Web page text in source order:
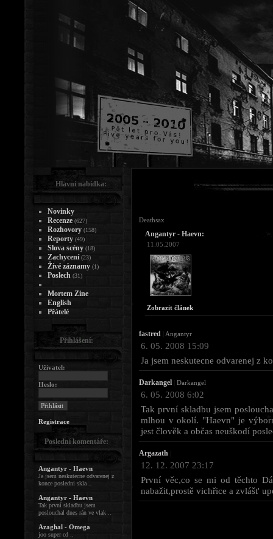
Deathsax
Angantyr - Haevn:
11.05.2007
Zobrazit článek
fastred Angantyr
6. 05. 2008 15:09
Ja jsem neskutecne odvarenej z
Darkangel Darkangel
6. 05. 2008 6:02
Tak první skladbu jsem
mlhou v okolí. "Haevn" je
jest člověk a občas neuškodí
Argazath
12. 12. 2007 23:17
První věc,co se mi od těchto
nabažit,prostě vichřice a zvlášt'
Hlavní nabídka:
Novinky
Recenze (627)
Rozhovory (158)
Reporty (49)
Slova scény (18)
Zachycení (23)
Živé záznamy (1)
Poslech (31)
Mortem Zine
English
Přátelé
Přihlášení:
Uživatel:
Heslo:
Registrace
Poslední komentáře:
Angantyr - Haevn
Ja jsem neskutecne odvarenej z
konce posledni skla ..
Angantyr - Haevn
Tak první skladbu jsem
poslouchal dnes rán ve vlak ..
Azaghal - Omega
joo super cd ..